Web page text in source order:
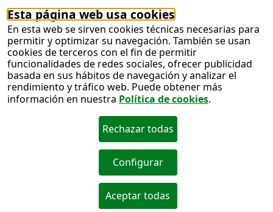
Esta página web usa cookies
En esta web se sirven cookies técnicas necesarias para
permitir y optimizar su navegación. También se usan
cookies de terceros con el fin de permitir
funcionalidades de redes sociales, ofrecer publicidad
basada en sus hábitos de navegación y analizar el
rendimiento y tráfico web. Puede obtener más
información en nuestra Política de cookies.